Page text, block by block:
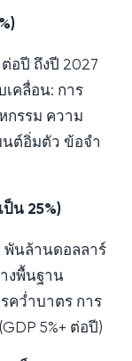
อปี ถึงปี 2027
เคลื่อน: การ
กรรม ความ
นต์อิ่มตัว ข้อจำ
น 25%)
พันล้านดอลลาร์
งพื้นฐาน
คว่ำบาตร การ
5%+ ต่อปี)